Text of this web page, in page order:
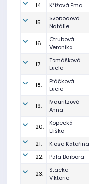
14.
Křížová Ema
15.
Svobodová
Natálie
16.
Otrubová
Veronika
17.
Tomášková
Lucie
18.
Ptáčková
Lucie
19.
Mauritzová
Anna
20.
Kopecká
Eliška
21. Klose Kateřina
22.
Pala Barbora
23.
Stacke
Viktorie